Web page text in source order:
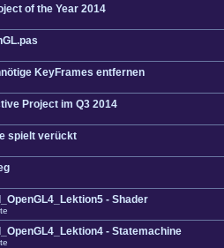
of the Year 2014
KeyFrames entfernen
Project im Q3 2014
spielt verückt
- Shader
- Statemachine